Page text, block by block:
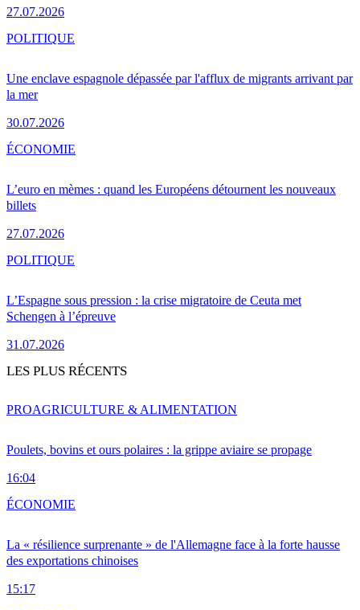
27.07.2026
Une enclave espagnole dépassée par l'afflux de migrants arrivant par
la mer
30.07.2026
POLITIQUE
L’euro en mèmes : quand les Européens détournent les nouveaux
billets
27.07.2026
ÉCONOMIE
L’Espagne sous pression : la crise migratoire de Ceuta met
Schengen à l’épreuve
31.07.2026
POLITIQUE
LES PLUS RÉCENTS
Poulets, bovins et ours polaires : la grippe aviaire se propage
16:04
PROAGRICULTURE & ALIMENTATION
La « résilience surprenante » de l'Allemagne face à la forte hausse
des exportations chinoises
15:17
ÉCONOMIE